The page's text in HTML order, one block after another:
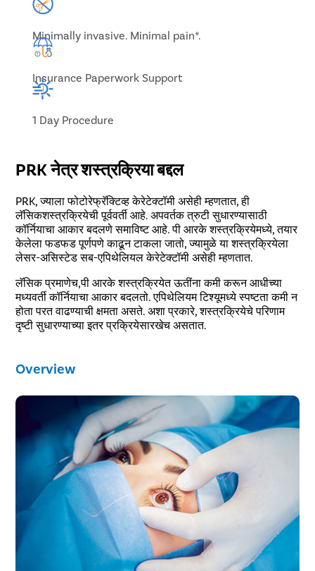
Minimally invasive. Minimal pain*.
Insurance Paperwork Support
1 Day Procedure
PRK नेत्र शस्त्रक्रिया बद्दल
PRK, ज्याला फोटोरेफ्रॅक्टिव्ह केरेटेक्टॉमी असेही म्हणतात, ही
लॅसिकशस्त्रक्रियेची पूर्ववर्ती आहे. अपवर्तक त्रुटी सुधारण्यासाठी
कॉर्नियाचा आकार बदलणे समाविष्ट आहे. पी आरके शस्त्रक्रियेमध्ये, तयार
केलेला फडफड पूर्णपणे काढून टाकला जातो, ज्यामुळे या शस्त्रक्रियेला
लेसर-असिस्टेड सब-एपिथेलियल केरेटेक्टॉमी असेही म्हणतात.
लॅसिक प्रमाणेच,पी आरके शस्त्रक्रियेत ऊतींना कमी करून आधीच्या
मध्यवर्ती कॉर्नियाचा आकार बदलतो. एपिथेलियम टिश्यूमध्ये स्पष्टता कमी न
होता परत वाढण्याची क्षमता असते. अशा प्रकारे, शस्त्रक्रियेचे परिणाम
दृष्टी सुधारण्याच्या इतर प्रक्रियेसारखेच असतात.
Overview